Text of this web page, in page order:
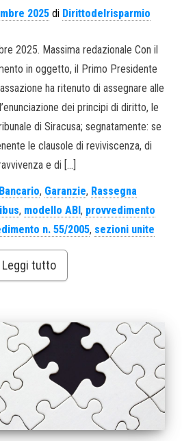
2025 di Dirittodelrisparmio
2025. Massima redazionale Con il
in oggetto, il Primo Presidente
ha ritenuto di assegnare alle
dei principi di diritto, le
di Siracusa; segnatamente: se
le clausole di reviviscenza, di
e di […]
, Garanzie, Rassegna
, modello ABI , provvedimento
n. 55/2005, sezioni unite
Leggi tutto